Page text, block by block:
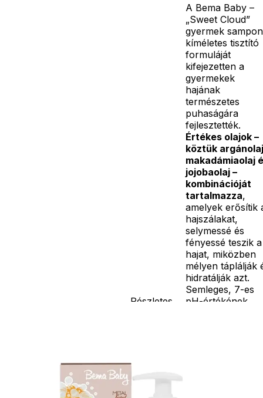
Részletes
A Bema Baby –
„Sweet Cloud”
gyermek sampon
kíméletes tisztító
formuláját
kifejezetten a
gyermekek
hajának
természetes
puhaságára
fejlesztették.
Értékes olajok –
köztük
makadámiaolaj
jojobaolaj –
kombinációját
tartalmazza,
amelyek erősítik
hajszálakat,
selymessé és
fényessé teszik a
hajat, miközben
mélyen táplálják
hidratálják azt.
Semleges, 7-es
pH-értékének